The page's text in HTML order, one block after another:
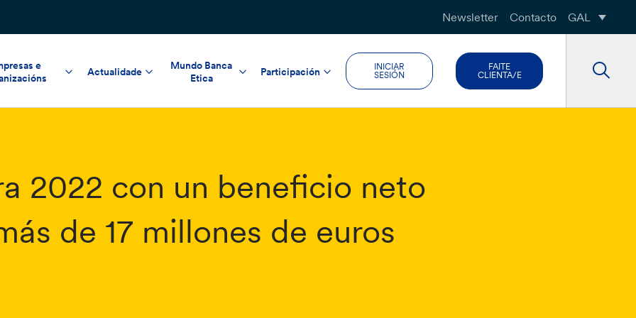
Newsletter Contacto GAL
e
Actualidade
Mundo Banca
Etica
Participación
INICIAR
SESIÓN
FAITE
CLIENTA/E
2022 con un beneficio neto
de 17 millones de euros